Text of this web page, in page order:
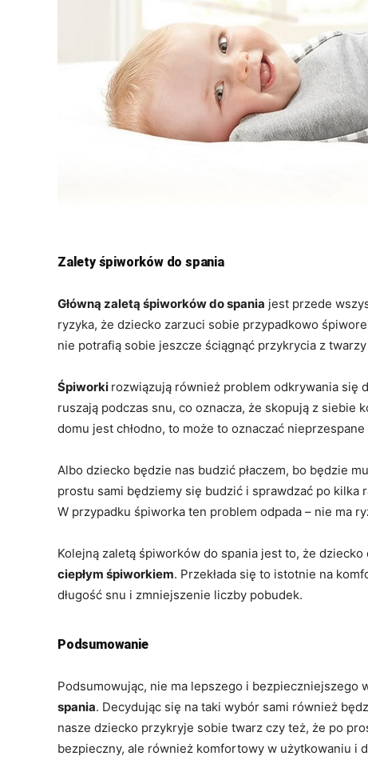
Zalety śpiworków do spania
Główną zaletą śpiworków do spania jest przede
ryzyka, że dziecko zarzuci sobie przypadkowo
nie potrafią sobie jeszcze ściągnąć przykrycia z
Śpiworki rozwiązują również problem odkrywania się
ruszają podczas snu, co oznacza, że skopują z siebie
domu jest chłodno, to może to oznaczać
Albo dziecko będzie nas budzić płaczem, bo będzie
prostu sami będziemy się budzić i sprawdzać po
W przypadku śpiworka ten problem odpada – nie ma
Kolejną zaletą śpiworków do spania jest to, że
ciepłym śpiworkiem. Przekłada się to istotnie na
długość snu i zmniejszenie liczby pobudek.
Podsumowanie
Podsumowując, nie ma lepszego i bezpieczniejszego
spania. Decydując się na taki wybór sami również
nasze dziecko przykryje sobie twarz czy też, że po
bezpieczny, ale również komfortowy w użytkowaniu i